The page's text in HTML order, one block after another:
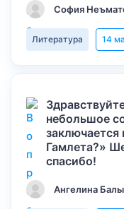
София
Литература 14
небольшое
заключается
Гамлета?»
спасибо!
Ангелина